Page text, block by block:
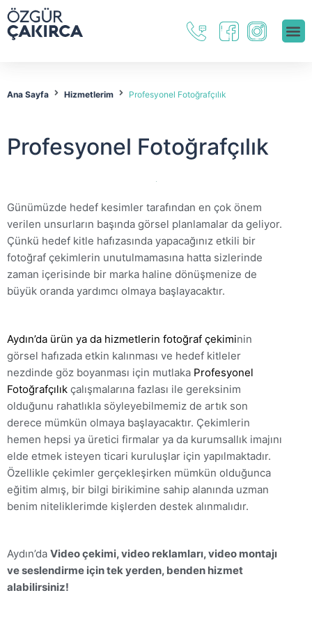
Ana Sayfa Hizmetlerim Profesyonel Fotoğrafçılık
Profesyonel Fotoğrafçılık
Günümüzde hedef kesimler tarafından en çok önem
verilen unsurların başında görsel planlamalar da geliyor.
Çünkü hedef kitle hafızasında yapacağınız etkili bir
fotoğraf çekimlerin unutulmamasına hatta sizlerinde
zaman içerisinde bir marka haline dönüşmenize de
büyük oranda yardımcı olmaya başlayacaktır.
Aydın’da ürün ya da hizmetlerin fotoğraf çekiminin
görsel hafızada etkin kalınması ve hedef kitleler
nezdinde göz boyanması için mutlaka Profesyonel
Fotoğrafçılık çalışmalarına fazlası ile gereksinim
olduğunu rahatlıkla söyleyebilmemiz de artık son
derece mümkün olmaya başlayacaktır. Çekimlerin
hemen hepsi ya üretici firmalar ya da kurumsallık imajını
elde etmek isteyen ticari kuruluşlar için yapılmaktadır.
Özellikle çekimler gerçekleşirken mümkün olduğunca
eğitim almış, bir bilgi birikimine sahip alanında uzman
benim niteliklerimde kişlerden destek alınmalıdır.
Aydın’da Video çekimi, video reklamları, video montajı
ve seslendirme için tek yerden, benden hizmet
alabilirsiniz!